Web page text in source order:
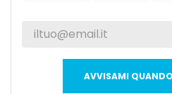
AVVISAMI